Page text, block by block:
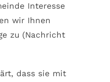
Interesse
wir Ihnen
zu (Nachricht
dass sie mit